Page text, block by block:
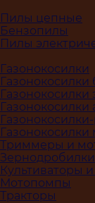
Пилы цепные
Бензопилы
Пилы
Газонокосилки
Газонокосилки
Газонокосилки
Триммеры и
Зернодробилки
Культиваторы
Мотопомпы
Тракторы